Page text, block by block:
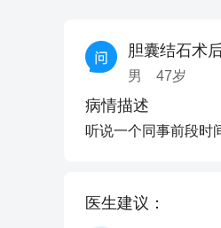
胆囊结石术
男 47岁
病情描述
听说一个同事前段时
医生建议：